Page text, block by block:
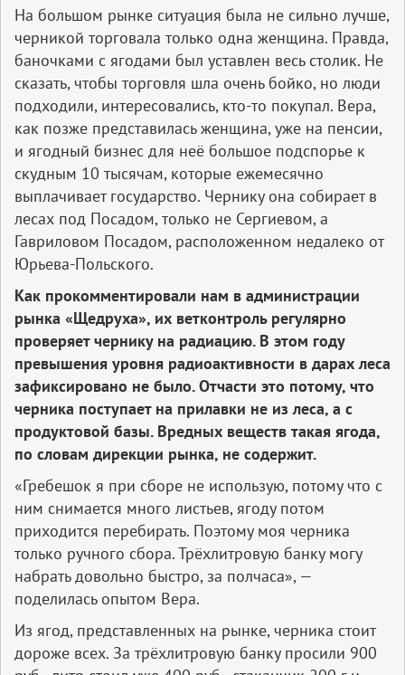
На большом рынке ситуация была не сильно лучше,
черникой торговала только одна женщина. Правда,
баночками с ягодами был уставлен весь столик. Не
сказать, чтобы торговля шла очень бойко, но люди
подходили, интересовались, кто-то покупал. Вера,
как позже представилась женщина, уже на пенсии,
и ягодный бизнес для неё большое подспорье к
скудным 10 тысячам, которые ежемесячно
выплачивает государство. Чернику она собирает в
лесах под Посадом, только не Сергиевом, а
Гавриловом Посадом, расположенном недалеко от
Юрьева-Польского.
Как прокомментировали нам в администрации
рынка «Щедруха», их ветконтроль регулярно
проверяет чернику на радиацию. В этом году
превышения уровня радиоактивности в дарах леса
зафиксировано не было. Отчасти это потому, что
черника поступает на прилавки не из леса, а с
продуктовой базы. Вредных веществ такая ягода,
по словам дирекции рынка, не содержит.
«Гребешок я при сборе не использую, потому что с
ним снимается много листьев, ягоду потом
приходится перебирать. Поэтому моя черника
только ручного сбора. Трёхлитровую банку могу
набрать довольно быстро, за полчаса», —
поделилась опытом Вера.
Из ягод, представленных на рынке, черника стоит
дороже всех. За трёхлитровую банку просили 900